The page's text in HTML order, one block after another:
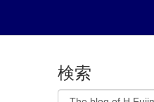
検索